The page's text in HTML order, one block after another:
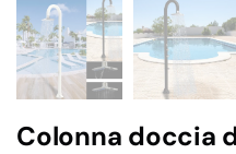
Colonna doccia